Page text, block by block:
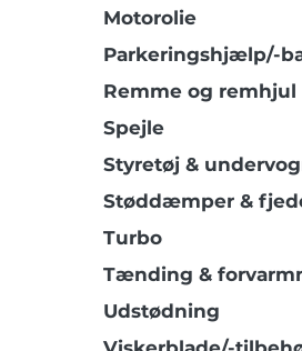
Motorolie
Parkeringshjælp/-
Remme og remhjul
Spejle
Styretøj &
Støddæmper &
Turbo
Tænding &
Udstødning